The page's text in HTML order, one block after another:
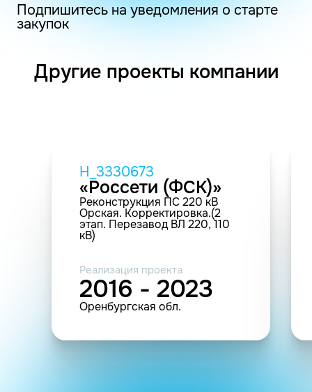
Подпишитесь на уведомления о старте
закупок
Другие проекты компании
H_3330673
«Россети (ФСК)»
Реконструкция ПС 220 кВ
Орская. Корректировка.(2
этап. Перезавод ВЛ 220, 110
кВ)
Реализация проекта
2016 - 2023
Оренбургская обл.